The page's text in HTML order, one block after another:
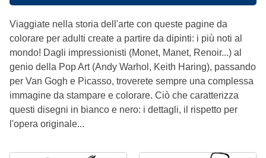
Viaggiate nella storia dell'arte con queste pagine da
colorare per adulti create a partire da dipinti: i più noti al
mondo! Dagli impressionisti (Monet, Manet, Renoir...) al
genio della Pop Art (Andy Warhol, Keith Haring), passando
per Van Gogh e Picasso, troverete sempre una complessa
immagine da stampare e colorare. Ciò che caratterizza
questi disegni in bianco e nero: i dettagli, il rispetto per
l'opera originale...